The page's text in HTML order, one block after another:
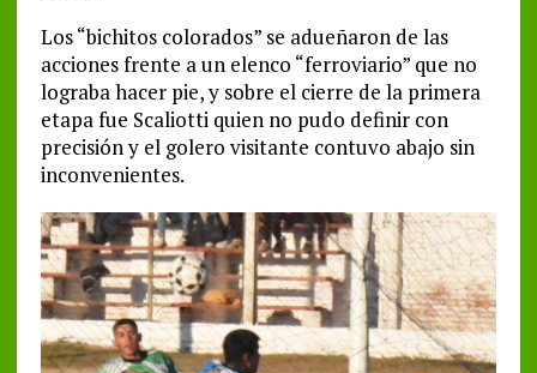
Los “bichitos colorados” se adueñaron de las
acciones frente a un elenco “ferroviario” que no
lograba hacer pie, y sobre el cierre de la primera
etapa fue Scaliotti quien no pudo definir con
precisión y el golero visitante contuvo abajo sin
inconvenientes.